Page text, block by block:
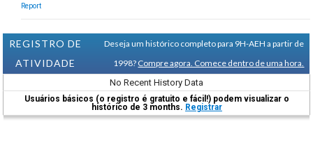
Report
REGISTRO DE
ATIVIDADE
Deseja um histórico completo para 9H-AEH a partir de
1998? Compre agora. Comece dentro de uma hora.
No Recent History Data
Usuários básicos (o registro é gratuito e fácil!) podem visualizar o
histórico de 3 months. Registrar